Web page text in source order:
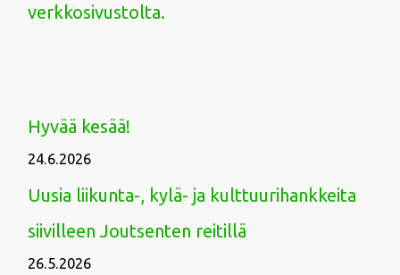
verkkosivustolta.
Hyvää kesää!
24.6.2026
Uusia liikunta-, kylä- ja kulttuurihankkeita
siivilleen Joutsenten reitillä
26.5.2026